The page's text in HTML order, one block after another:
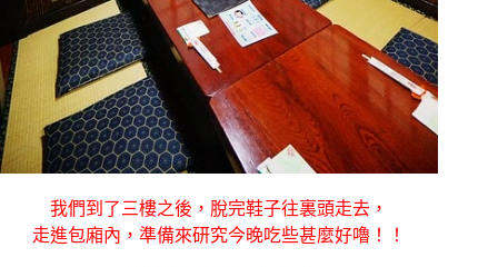
我們到了三樓之後，脫完鞋子往裏頭走去，
走進包廂內，準備來研究今晚吃些甚麼好嚕！！